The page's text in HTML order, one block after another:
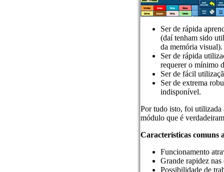
Ser de rápida
(daí tenham sido
da memória visual).
Ser de rápida
requerer o mínimo
Ser de fácil
Ser de extrema
indisponível.
Por tudo isto, foi utilizada
módulo que é
Características comuns
Funcionamento
Grande rapidez nas
Possibilidade de